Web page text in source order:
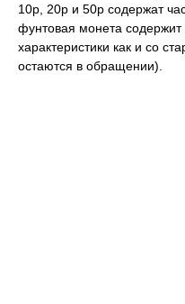
10p, 20p и 50p содержат
фунтовая монета
характеристики как и со
остаются в обращении).